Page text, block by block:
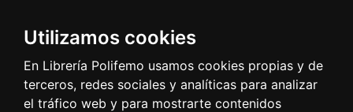
Utilizamos cookies
En Librería Polifemo usamos cookies propias y de
terceros, redes sociales y analíticas para analizar
el tráfico web y para mostrarte contenidos